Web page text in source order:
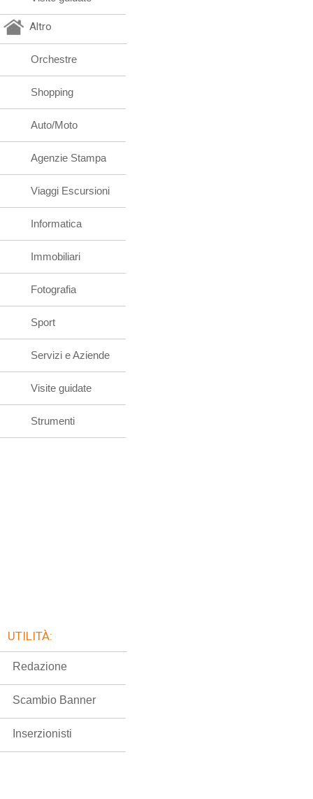
Altro
Orchestre
Shopping
Auto/Moto
Agenzie Stampa
Viaggi Escursioni
Informatica
Immobiliari
Fotografia
Sport
Servizi e Aziende
Visite guidate
Strumenti
UTILITÀ:
Redazione
Scambio Banner
Inserzionisti